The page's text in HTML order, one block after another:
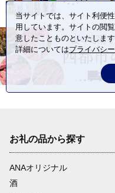
お礼の品から探す
ANAオリジナル
酒
当サイトでは、サイト利便
用しています。サイトの閲
意したことものといたします
詳細についてはプライバシ